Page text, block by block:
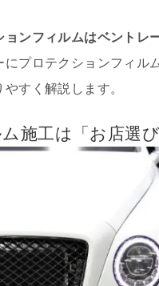
ンフィルムはベントレ
にプロテクションフィル
すく解説します。
施工は「お店選